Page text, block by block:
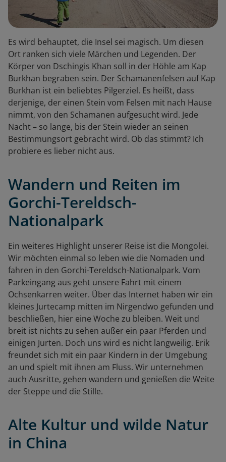
Es wird behauptet, die Insel sei magisch. Um diesen
Ort ranken sich viele Märchen und Legenden. Der
Körper von Dschingis Khan soll in der Höhle am Kap
Burkhan begraben sein. Der Schamanenfelsen auf Kap
Burkhan ist ein beliebtes Pilgerziel. Es heißt, dass
derjenige, der einen Stein vom Felsen mit nach Hause
nimmt, von den Schamanen aufgesucht wird. Jede
Nacht – so lange, bis der Stein wieder an seinen
Bestimmungsort gebracht wird. Ob das stimmt? Ich
probiere es lieber nicht aus.
Wandern und Reiten im
Gorchi-Tereldsch-
Nationalpark
Ein weiteres Highlight unserer Reise ist die Mongolei.
Wir möchten einmal so leben wie die Nomaden und
fahren in den Gorchi-Tereldsch-Nationalpark. Vom
Parkeingang aus geht unsere Fahrt mit einem
Ochsenkarren weiter. Über das Internet haben wir ein
kleines Jurtecamp mitten im Nirgendwo gefunden und
beschließen, hier eine Woche zu bleiben. Weit und
breit ist nichts zu sehen außer ein paar Pferden und
einigen Jurten. Doch uns wird es nicht langweilig. Erik
freundet sich mit ein paar Kindern in der Umgebung
an und spielt mit ihnen am Fluss. Wir unternehmen
auch Ausritte, gehen wandern und genießen die Weite
der Steppe und die Stille.
Alte Kultur und wilde Natur
in China